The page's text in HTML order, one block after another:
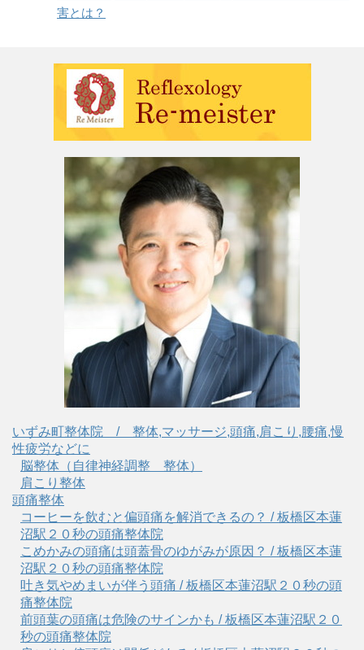
害とは？
いずみ町整体院 / 整体,マッサージ,頭痛,肩こり,腰痛,慢
性疲労などに
脳整体（自律神経調整 整体）
肩こり整体
頭痛整体
コーヒーを飲むと偏頭痛を解消できるの？ / 板橋区本蓮
沼駅２０秒の頭痛整体院
こめかみの頭痛は頭蓋骨のゆがみが原因？ / 板橋区本蓮
沼駅２０秒の頭痛整体院
吐き気やめまいが伴う頭痛 / 板橋区本蓮沼駅２０秒の頭
痛整体院
前頭葉の頭痛は危険のサインかも / 板橋区本蓮沼駅２０
秒の頭痛整体院